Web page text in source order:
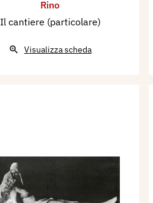
Rino
Il cantiere (particolare)
Visualizza scheda